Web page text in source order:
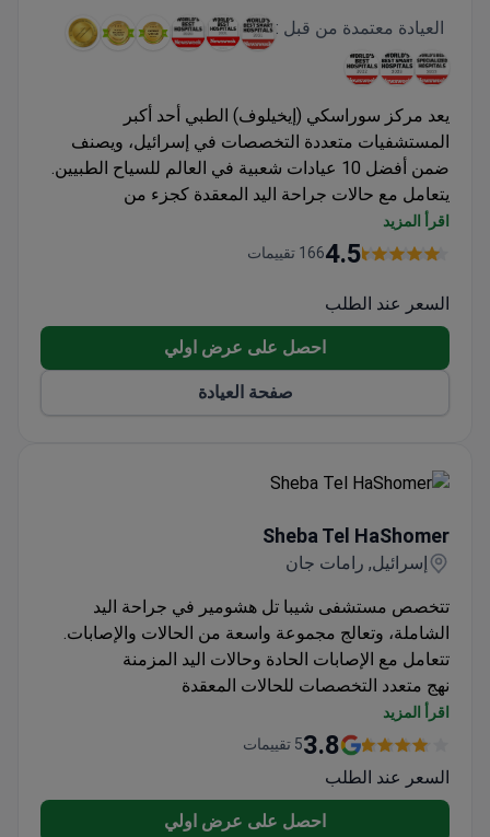
العيادة معتمدة من قبل :
يعد مركز سوراسكي (إيخيلوف) الطبي أحد أكبر
المستشفيات متعددة التخصصات في إسرائيل، ويصنف
ضمن أفضل 10 عيادات شعبية في العالم للسياح الطبيين.
يتعامل مع حالات جراحة اليد المعقدة كجزء من
تخصصاته الجراحية الشاملة
حجم سنوي يزيد عن 400,000 مريض في جميع الأقسام
المجالات الطبية
اقرأ المزيد
4.5166 تقييمات
السعر عند الطلب
احصل على عرض اولي
صفحة العيادة
Sheba Tel HaShomer
إسرائيل, رامات جان
تتخصص مستشفى شيبا تل هشومير في جراحة اليد
الشاملة، وتعالج مجموعة واسعة من الحالات والإصابات.
تتعامل مع الإصابات الحادة وحالات اليد المزمنة
نهج متعدد التخصصات للحالات المعقدة
خدمات إعادة التأهيل مدمجة في خطط العلاج
اقرأ المزيد
3.85 تقييمات
السعر عند الطلب
احصل على عرض اولي